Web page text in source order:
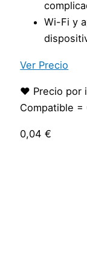
Wi-Fi y
Ver Precio
❤️ Precio por
Compatible
0,04 €